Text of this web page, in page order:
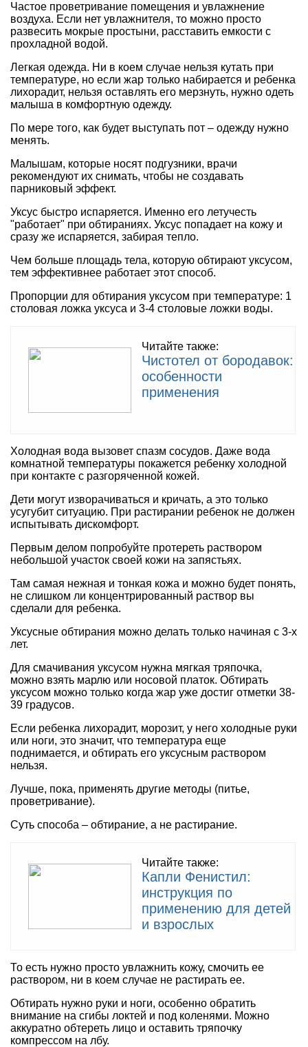
Частое проветривание помещения и увлажнение
воздуха. Если нет увлажнителя, то можно просто
развесить мокрые простыни, расставить емкости с
прохладной водой.
Легкая одежда. Ни в коем случае нельзя кутать при
температуре, но если жар только набирается и ребенка
лихорадит, нельзя оставлять его мерзнуть, нужно одеть
малыша в комфортную одежду.
По мере того, как будет выступать пот – одежду нужно
менять.
Малышам, которые носят подгузники, врачи
рекомендуют их снимать, чтобы не создавать
парниковый эффект.
Уксус быстро испаряется. Именно его летучесть
"работает" при обтираниях. Уксус попадает на кожу и
сразу же испаряется, забирая тепло.
Чем больше площадь тела, которую обтирают уксусом,
тем эффективнее работает этот способ.
Пропорции для обтирания уксусом при температуре: 1
столовая ложка уксуса и 3-4 столовые ложки воды.
Читайте также:
Чистотел от бородавок:
особенности
применения
Холодная вода вызовет спазм сосудов. Даже вода
комнатной температуры покажется ребенку холодной
при контакте с разгоряченной кожей.
Дети могут изворачиваться и кричать, а это только
усугубит ситуацию. При растирании ребенок не должен
испытывать дискомфорт.
Первым делом попробуйте протереть раствором
небольшой участок своей кожи на запястьях.
Там самая нежная и тонкая кожа и можно будет понять,
не слишком ли концентрированный раствор вы
сделали для ребенка.
Уксусные обтирания можно делать только начиная с 3-х
лет.
Для смачивания уксусом нужна мягкая тряпочка,
можно взять марлю или носовой платок. Обтирать
уксусом можно только когда жар уже достиг отметки 38-
39 градусов.
Если ребенка лихорадит, морозит, у него холодные руки
или ноги, это значит, что температура еще
поднимается, и обтирать его уксусным раствором
нельзя.
Лучше, пока, применять другие методы (питье,
проветривание).
Суть способа – обтирание, а не растирание.
Читайте также:
Капли Фенистил:
инструкция по
применению для детей
и взрослых
То есть нужно просто увлажнить кожу, смочить ее
раствором, ни в коем случае не растирать ее.
Обтирать нужно руки и ноги, особенно обратить
внимание на сгибы локтей и под коленями. Можно
аккуратно обтереть лицо и оставить тряпочку
компрессом на лбу.